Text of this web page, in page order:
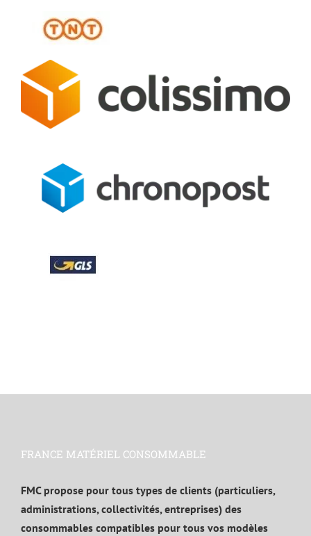
FRANCE MATÉRIEL CONSOMMABLE
FMC propose pour tous types de clients (particuliers,
administrations, collectivités, entreprises) des
consommables compatibles pour tous vos modèles